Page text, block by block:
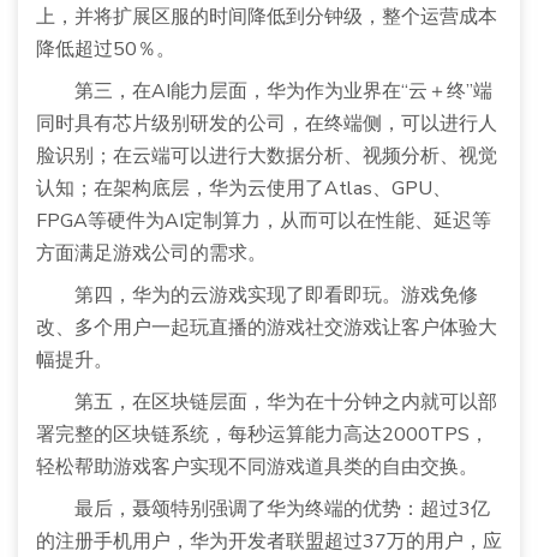
上，并将扩展区服的时间降低到分钟级，整个运营成本
降低超过50％。
第三，在AI能力层面，华为作为业界在“云＋终”端
同时具有芯片级别研发的公司，在终端侧，可以进行人
脸识别；在云端可以进行大数据分析、视频分析、视觉
认知；在架构底层，华为云使用了Atlas、GPU、
FPGA等硬件为AI定制算力，从而可以在性能、延迟等
方面满足游戏公司的需求。
第四，华为的云游戏实现了即看即玩。游戏免修
改、多个用户一起玩直播的游戏社交游戏让客户体验大
幅提升。
第五，在区块链层面，华为在十分钟之内就可以部
署完整的区块链系统，每秒运算能力高达2000TPS，
轻松帮助游戏客户实现不同游戏道具类的自由交换。
最后，聂颂特别强调了华为终端的优势：超过3亿
的注册手机用户，华为开发者联盟超过37万的用户，应